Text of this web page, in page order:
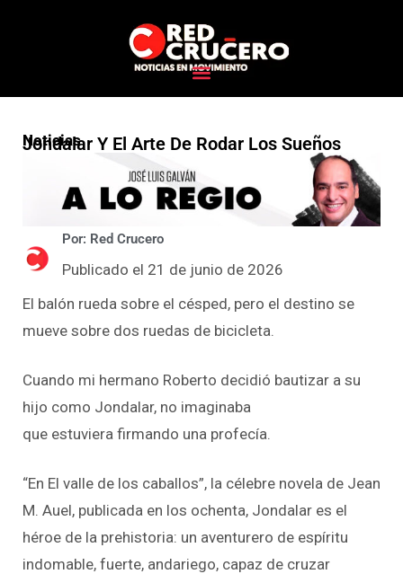
Noticias
Jondalar Y El Arte De Rodar Los Sueños
Por: Red Crucero
Publicado el 21 de junio de 2026
El balón rueda sobre el césped, pero el destino se
mueve sobre dos ruedas de bicicleta.
Cuando mi hermano Roberto decidió bautizar a su
hijo como Jondalar, no imaginaba
que estuviera firmando una profecía.
“En El valle de los caballos”, la célebre novela de Jean
M. Auel, publicada en los ochenta, Jondalar es el
héroe de la prehistoria: un aventurero de espíritu
indomable, fuerte, andariego, capaz de cruzar